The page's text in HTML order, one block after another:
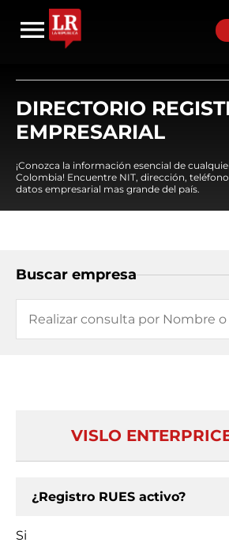
DIRECTORIO
EMPRESARIAL
¡Conozca la información esencial de
Colombia! Encuentre NIT, dirección,
datos empresarial mas grande del país.
Buscar empresa
VISLO
¿Registro RUES activo?
Si